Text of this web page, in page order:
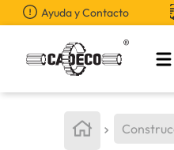
Ayuda y Contacto